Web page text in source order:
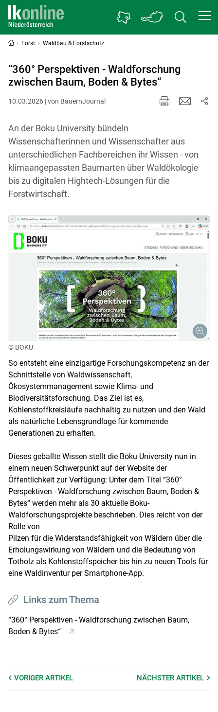
Skip to main content
Forst Waldbau & Forstschutz
“360° Perspektiven - Waldforschung
zwischen Baum, Boden & Bytes“
10.03.2026 | von BauernJournal
An der Boku University bündeln
Wissenschafterinnen und Wissenschafter aus
unterschiedlichen Fachbereichen ihr Wissen - von
klimaangepassten Baumarten über Waldökologie
bis zu digitalen Hightech-Lösungen für die
Forstwirtschaft.
© BOKU
So entsteht eine einzigartige Forschungskompetenz an der
Schnittstelle von Waldwissenschaft,
Ökosystemmanagement sowie Klima- und
Biodiversitätsforschung. Das Ziel ist es,
Kohlenstoffkreisläufe nachhaltig zu nutzen und den Wald
als natürliche Lebensgrundlage für kommende
Generationen zu erhalten.
Dieses geballte Wissen stellt die Boku University nun in
einem neuen Schwerpunkt auf der Website der
Öffentlichkeit zur Verfügung: Unter dem Titel “360°
Perspektiven - Waldforschung zwischen Baum, Boden &
Bytes“ werden mehr als 30 aktuelle Boku-
Waldforschungsprojekte beschrieben. Dies reicht von der
Rolle von
Pilzen für die Widerstandsfähigkeit von Wäldern über die
Erholungswirkung von Wäldern und die Bedeutung von
Totholz als Kohlenstoffspeicher bis hin zu neuen Tools für
eine Waldinventur per Smartphone-App.
Links zum Thema
“360° Perspektiven - Waldforschung zwischen Baum,
Boden & Bytes“
VORIGER ARTIKEL NÄCHSTERARTIKEL